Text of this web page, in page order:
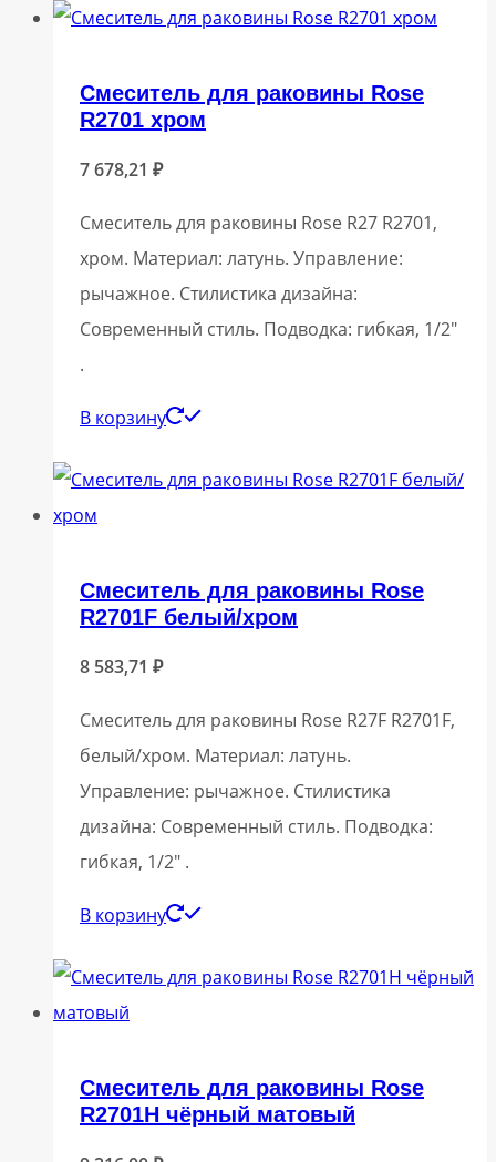
Смеситель для раковины Rose
R2701 хром
7 678,21 ₽
Смеситель для раковины Rose R27 R2701,
хром. Материал: латунь. Управление:
рычажное. Стилистика дизайна:
Современный стиль. Подводка: гибкая, 1/2″
.
В корзину
Смеситель для раковины Rose
R2701F белый/хром
8 583,71 ₽
Смеситель для раковины Rose R27F R2701F,
белый/хром. Материал: латунь.
Управление: рычажное. Стилистика
дизайна: Современный стиль. Подводка:
гибкая, 1/2″ .
В корзину
Смеситель для раковины Rose
R2701H чёрный матовый